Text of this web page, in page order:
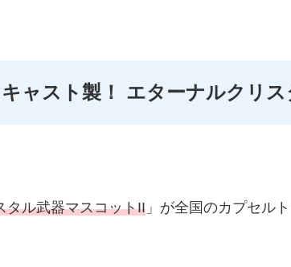
キャスト製！ エターナルクリ
タル武器マスコットII 」が全国のカプセル